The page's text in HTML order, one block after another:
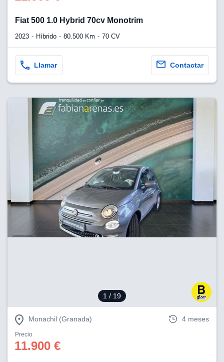
Fiat 500 1.0 Hybrid 70cv Monotrim
2023 Híbrido 80.500 Km 70 CV
Llamar Contactar
1 / 19
Monachil (Granada) 4 meses
Precio
11.900 €